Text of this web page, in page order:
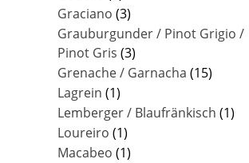
Graciano (3)
Grauburgunder / Pinot Grigio /
Pinot Gris (3)
Grenache / Garnacha (15)
Lagrein (1)
Lemberger / Blaufränkisch (1)
Loureiro (1)
Macabeo (1)